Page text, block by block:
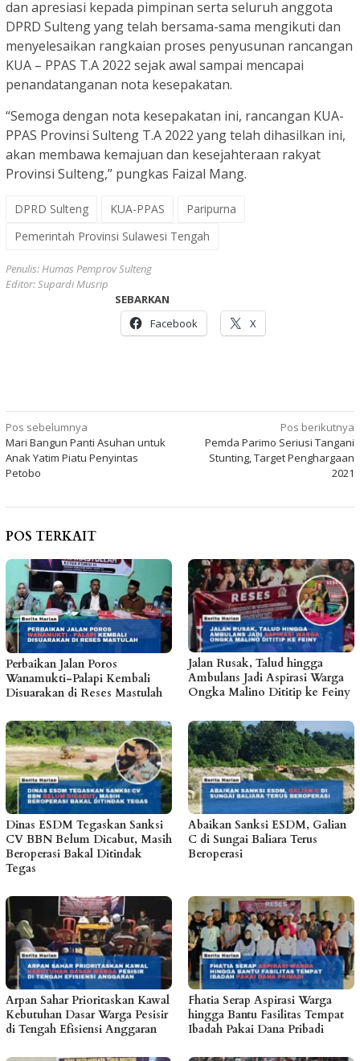
dan apresiasi kepada pimpinan serta seluruh anggota
DPRD Sulteng yang telah bersama-sama mengikuti dan
menyelesaikan rangkaian proses penyusunan rancangan
KUA – PPAS T.A 2022 sejak awal sampai mencapai
penandatanganan nota kesepakatan.
“Semoga dengan nota kesepakatan ini, rancangan KUA-
PPAS Provinsi Sulteng T.A 2022 yang telah dihasilkan ini,
akan membawa kemajuan dan kesejahteraan rakyat
Provinsi Sulteng,” pungkas Faizal Mang.
DPRD Sulteng KUA-PPAS
Paripurna
Pemerintah Provinsi Sulawesi Tengah
Penulis: Humas Pemprov Sulteng
Editor: Supardi Musrip
SEBARKAN
Facebook
X
Navigasi
pos
Pos sebelumnya
Mari Bangun Panti Asuhan untuk
Anak Yatim Piatu Penyintas
Petobo
Pos berikutnya
Pemda Parimo Seriusi Tangani
Stunting, Target Penghargaan
2021
POS TERKAIT
Perbaikan Jalan Poros
Wanamukti-Palapi Kembali
Disuarakan di Reses Mastulah
Jalan Rusak, Talud hingga
Ambulans Jadi Aspirasi Warga
Ongka Malino Dititip ke Feiny
Dinas ESDM Tegaskan Sanksi
CV BBN Belum Dicabut, Masih
Beroperasi Bakal Ditindak
Tegas
Abaikan Sanksi ESDM, Galian
C di Sungai Baliara Terus
Beroperasi
Arpan Sahar Prioritaskan Kawal
Kebutuhan Dasar Warga Pesisir
di Tengah Efisiensi Anggaran
Fhatia Serap Aspirasi Warga
hingga Bantu Fasilitas Tempat
Ibadah Pakai Dana Pribadi